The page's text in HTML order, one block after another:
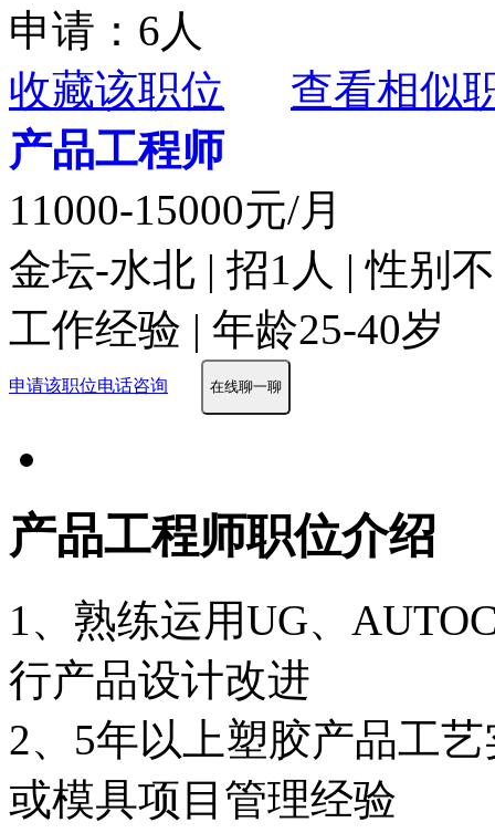
申请：6人
收藏该职位
查看相似
产品工程师
11000-15000元/月
金坛-水北 | 招1人 | 性别
工作经验 | 年龄25-40岁
申请该职位电话咨询 在线聊一聊
产品工程师职位介绍
1、熟练运用UG、
行产品设计改进
2、5年以上塑胶产品工
或模具项目管理经验